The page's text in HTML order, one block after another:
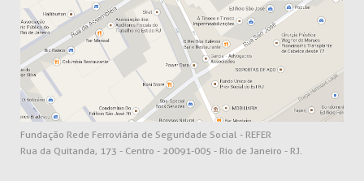
Fundação Rede Ferroviária de Seguridade Social - REFER
Rua da Quitanda, 173 - Centro - 20091-005 - Rio de Janeiro - RJ.